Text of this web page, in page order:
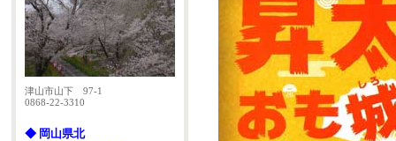
津山市山下 97-1
0868-22-3310
◆ 岡山県北